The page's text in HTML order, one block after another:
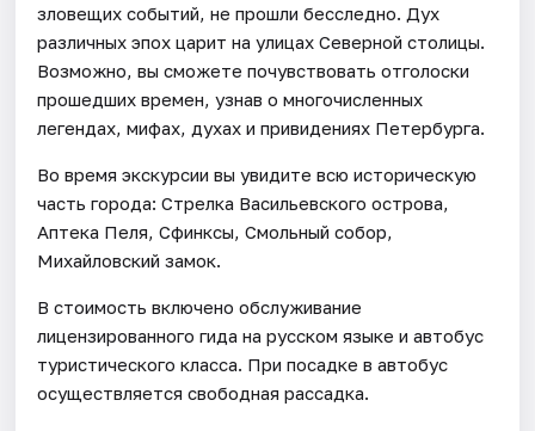
зловещих событий, не прошли бесследно. Дух
различных эпох царит на улицах Северной столицы.
Возможно, вы сможете почувствовать отголоски
прошедших времен, узнав о многочисленных
легендах, мифах, духах и привидениях Петербурга.
Во время экскурсии вы увидите всю историческую
часть города: Стрелка Васильевского острова,
Аптека Пеля, Сфинксы, Смольный собор,
Михайловский замок.
В стоимость включено обслуживание
лицензированного гида на русском языке и автобус
туристического класса. При посадке в автобус
осуществляется свободная рассадка.